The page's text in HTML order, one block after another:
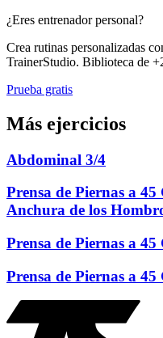
¿Eres entrenador personal?
Crea rutinas personalizadas
TrainerStudio. Biblioteca de
Prueba gratis
Más ejercicios
Abdominal 3/4
Prensa de Piernas a
Anchura de los
Prensa de Piernas a
Prensa de Piernas a